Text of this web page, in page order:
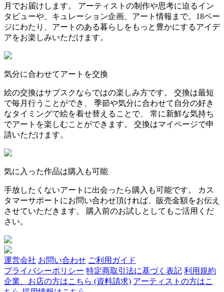
月でお届けします。 アーティストの制作や思考に迫るイン
タビューや、キュレーション企画、アート情報まで。18ペー
ジにわたり、アートのある暮らしをもっと豊かにするアイデ
アをお楽しみいただけます。
気分に合わせてアートを交換
絵の交換はサブスクならではの楽しみ方です。 交換は最短
で毎月行うことができ、 季節や気分に合わせて自分の好き
なタイミングで絵を着せ替えることで、 常に新鮮な気持ち
でアートを楽しむことができます。 交換はマイページで申
請いただけます。
気に入った作品は購入も可能
手放したくないアートに出会ったら購入も可能です。 カス
タマーサポートにお問い合わせ頂ければ、販売金額をお伝え
させていただきます。 購入前のお試しとしてもご活用くだ
さい。
運営会社 お問い合わせ ご利用ガイド
プライバシーポリシー 特定商取引法に基づく表記 利用規約
企業、お店の方はこちら (資料請求) アーティストの方はこ